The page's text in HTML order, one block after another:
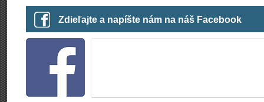
Zdieľajte a napíšte nám na náš Facebook